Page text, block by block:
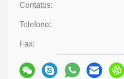
Contatos:
Telefone:
Fax: